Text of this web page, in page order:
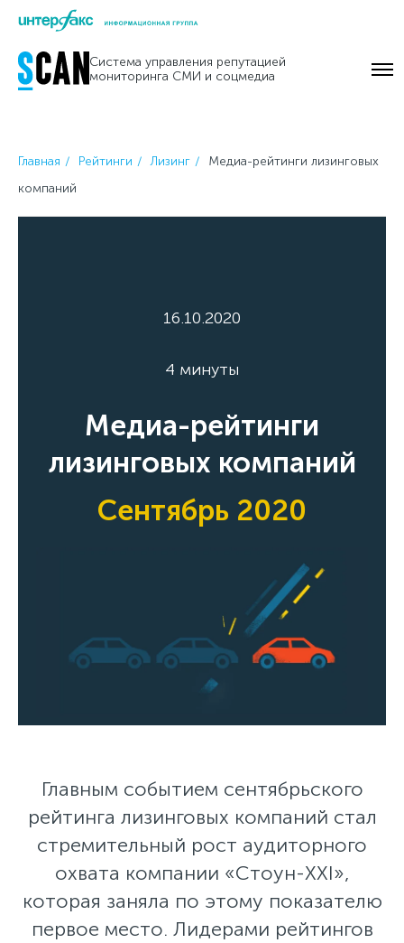
Skip
content
Система управления репутацией
мониторинга СМИ и соцмедиа
Главная Рейтинги Лизинг
Медиа-рейтинги лизинговых
компаний
16.10.2020
4 минуты
Медиа-рейтинги
лизинговых компаний
Сентябрь 2020
Главным событием сентябрьского
рейтинга лизинговых компаний стал
стремительный рост аудиторного
охвата компании «Стоун-XXI»,
которая заняла по этому показателю
первое место. Лидерами рейтингов